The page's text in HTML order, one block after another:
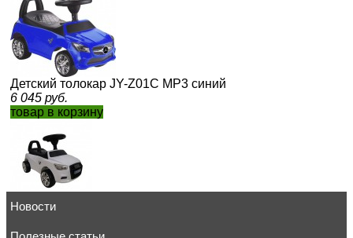
Детский толокар JY-Z01C MP3 синий
6 045 руб.
товар в корзину
Детский толокар JY-Z01A белый роспитспорт
Новости